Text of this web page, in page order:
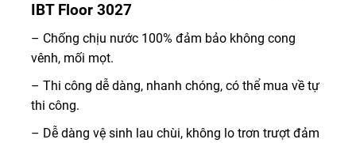
IBT Floor 3027
– Chống chịu nước 100% đảm bảo không cong
vênh, mối mọt.
– Thi công dễ dàng, nhanh chóng, có thể mua về tự
thi công.
– Dễ dàng vệ sinh lau chùi, không lo trơn trượt đảm